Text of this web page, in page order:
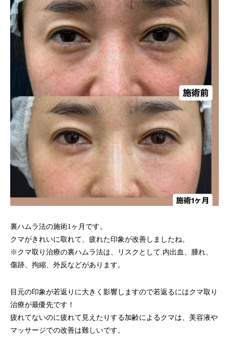
裏ハムラ法の施術1ヶ月です。
クマがきれいに取れて、疲れた印象が改善しましたね。
※クマ取り治療の裏ハムラ法は、リスクとして.内出血、腫れ、
傷跡、拘縮、外反などがあります。
目元の印象が若返りに大きく影響しますので若返るにはクマ取り
治療が最優先です！
疲れてないのに疲れて見えたりする加齢によるクマは、美容液や
マッサージでの改善は難しいです。